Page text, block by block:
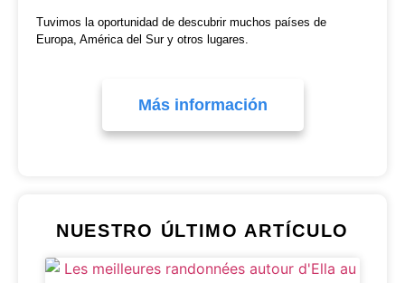
Tuvimos la oportunidad de descubrir muchos países de
Europa, América del Sur y otros lugares.
Más información
NUESTRO ÚLTIMO ARTÍCULO